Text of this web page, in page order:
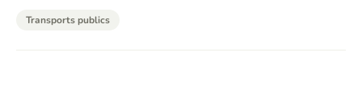
Transports publics